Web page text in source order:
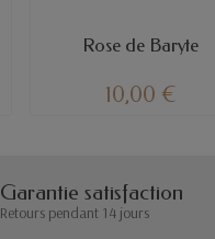
Rose de Baryte
10,00 €
Garantie satisfaction
Retours pendant 14 jours